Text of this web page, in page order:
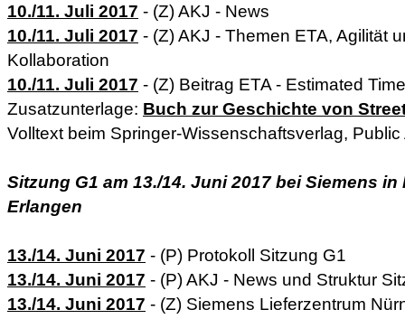
10./11. Juli 2017 - (Z) AKJ - News
10./11. Juli 2017 - (Z) AKJ - Themen ETA, Agilität
Kollaboration
10./11. Juli 2017 - (Z) Beitrag ETA - Estimated
Zusatzunterlage: Buch zur Geschichte von
Volltext beim Springer-Wissenschaftsverlag,
Sitzung G1 am 13./14. Juni 2017 bei Siemens
Erlangen
13./14. Juni 2017 - (P) Protokoll Sitzung G1
13./14. Juni 2017 - (P) AKJ - News und Struktur
13./14. Juni 2017 - (Z) Siemens Lieferzentrum